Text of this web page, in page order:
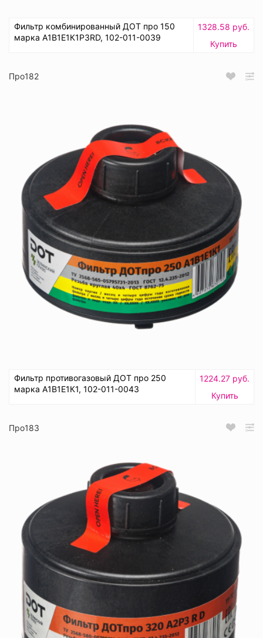
Фильтр комбинированный ДОТ про 150
марка А1В1Е1К1Р3RD, 102-011-0039
1328.58 руб.
Купить
Про182
Фильтр противогазовый ДОТ про 250
марка А1В1Е1К1, 102-011-0043
1224.27 руб.
Купить
Про183